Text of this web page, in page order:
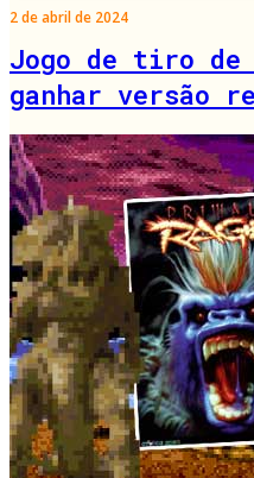
2 de abril de 2024
Jogo de tiro de
ganhar versão